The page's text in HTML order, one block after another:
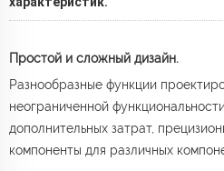
Простой и сложный дизайн.
Разнообразные функции
неограниченной
дополнительных затрат,
компоненты для различных